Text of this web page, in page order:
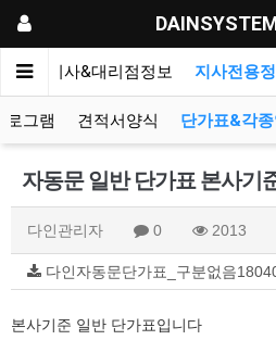
오 지사&대리점정보 지사전용
로그램 견적서양식 단가표&각종
자동문 일반 단가표 본사기
다인관리자 0 2013
다인자동문단가표_구분없음
본사기준 일반 단가표입니다